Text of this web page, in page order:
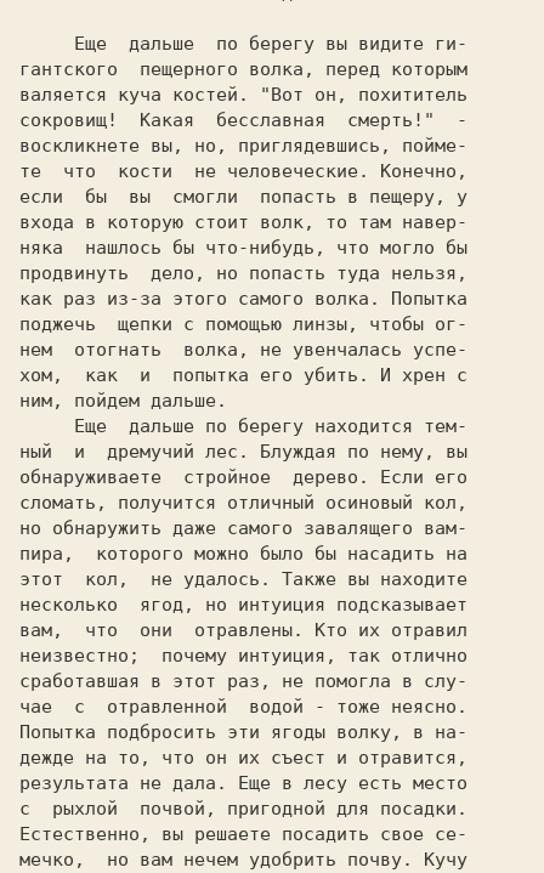
гантского  пещерного волка, перед которым
валяется куча костей.
"Вот он, похититель
сокровищ!  Какая  бесславная  смерть!"
-
воскликнете вы, но, приглядевшись, пойме-
те  что  кости  не человеческие. Конечно,
если  бы  вы  смогли  попасть в пещеру, у
входа в которую стоит волк, то там навер-
няка  нашлось бы что-нибудь, что могло бы
продвинуть  дело, но попасть туда нельзя,
как раз из-за этого самого волка. Попытка
поджечь  щепки с помощью линзы, чтобы ог-
нем  отогнать  волка, не увенчалась успе-
хом,  как  и  попытка его убить. И хрен с
ним, пойдем дальше.
ный  и  дремучий лес. Блуждая по нему, вы
обнаруживаете  стройное  дерево. Если его
сломать, получится отличный осиновый кол,
но обнаружить даже самого завалящего вам-
пира,  которого можно было бы насадить на
этот  кол,  не удалось. Также вы находите
несколько  ягод, но интуиция подсказывает
вам,  что  они  отравлены. Кто их отравил
неизвестно;  почему интуиция, так отлично
сработавшая в этот раз, не помогла в слу-
чае  с  отравленной  водой - тоже неясно.
Попытка подбросить эти ягоды волку, в на-
дежде на то, что он их съест и отравится,
результата не дала. Еще в лесу есть место
с  рыхлой  почвой, пригодной для посадки.
Естественно, вы решаете посадить свое се-
мечко,  но вам нечем удобрить почву. Кучу